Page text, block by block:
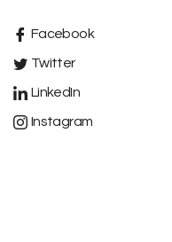
Facebook
Twitter
LinkedIn
Instagram